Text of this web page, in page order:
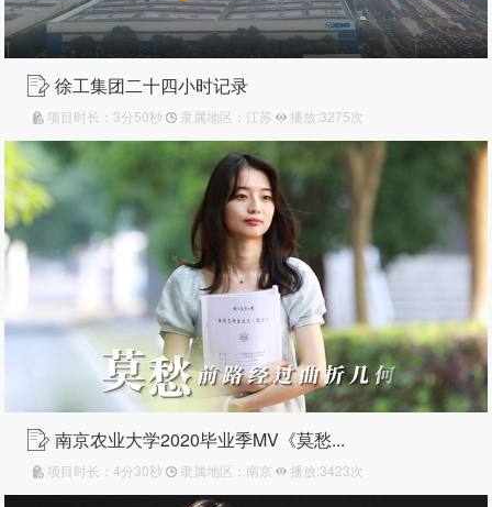
徐工集团二十四小时记录
项目时长：3分50秒 隶属地区：江苏 播放:3275次
南京农业大学2020毕业季MV《莫愁...
项目时长：4分30秒 隶属地区：南京 播放:3423次